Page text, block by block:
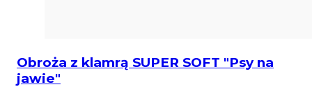
Obroża z klamrą SUPER SOFT "Psy na
jawie"